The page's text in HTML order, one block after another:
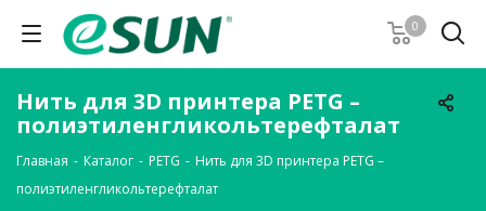
0
Нить для 3D принтера PETG –
полиэтиленгликольтерефталат
Главная - Каталог - PETG - Нить для 3D принтера PETG –
полиэтиленгликольтерефталат